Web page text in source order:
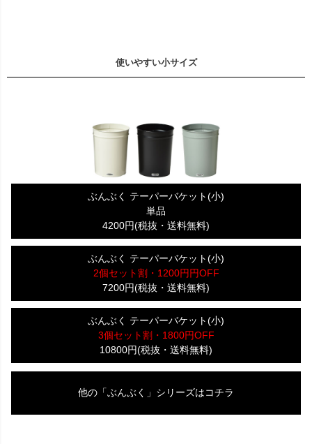
使いやすい小サイズ
ぶんぶく テーパーバケット(小)
単品
4200円(税抜・送料無料)
ぶんぶく テーパーバケット(小)
2個セット割・1200円円OFF
7200円(税抜・送料無料)
ぶんぶく テーパーバケット(小)
3個セット割・1800円OFF
10800円(税抜・送料無料)
他の「ぶんぶく」シリーズはコチラ